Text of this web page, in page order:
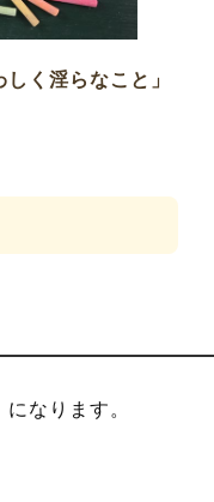
しく淫らなこと」
になります。